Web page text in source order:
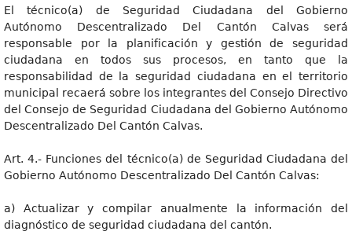
El técnico(a) de Seguridad Ciudadana del Gobierno
Autónomo Descentralizado Del Cantón Calvas será
responsable por la planificación y gestión de seguridad
ciudadana en todos sus procesos, en tanto que la
responsabilidad de la seguridad ciudadana en el territorio
municipal recaerá sobre los integrantes del Consejo Directivo
del Consejo de Seguridad Ciudadana del Gobierno Autónomo
Descentralizado Del Cantón Calvas.
Art. 4.- Funciones del técnico(a) de Seguridad Ciudadana del
Gobierno Autónomo Descentralizado Del Cantón Calvas:
a) Actualizar y compilar anualmente la información del
diagnóstico de seguridad ciudadana del cantón.